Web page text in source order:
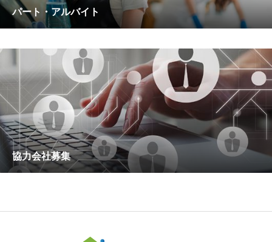
パート・アルバイト
協力会社募集